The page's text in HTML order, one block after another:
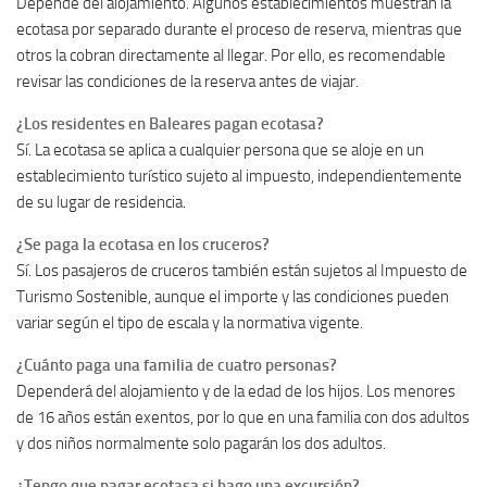
ecotasa por separado durante el proceso de reserva, mientras que
otros la cobran directamente al llegar. Por ello, es recomendable
revisar las condiciones de la reserva antes de viajar.
¿Los residentes en Baleares pagan ecotasa?
Sí. La ecotasa se aplica a cualquier persona que se aloje en un
establecimiento turístico sujeto al impuesto, independientemente
de su lugar de residencia.
¿Se paga la ecotasa en los cruceros?
Sí. Los pasajeros de cruceros también están sujetos al Impuesto de
Turismo Sostenible, aunque el importe y las condiciones pueden
variar según el tipo de escala y la normativa vigente.
¿Cuánto paga una familia de cuatro personas?
Dependerá del alojamiento y de la edad de los hijos. Los menores
de 16 años están exentos, por lo que en una familia con dos adultos
y dos niños normalmente solo pagarán los dos adultos.